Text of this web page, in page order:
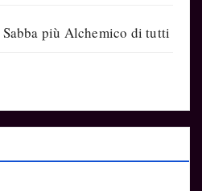
più Alchemico di tutti